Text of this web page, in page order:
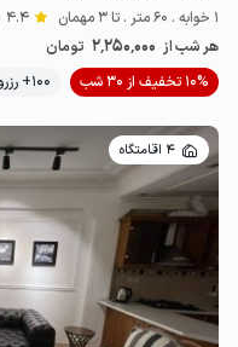
1 خوابه . 60 متر . تا 3 مهمان 4.4
هر شب از 2٬250٬000 تومان
10% تخفیف از 30 شب
100+ رزرو موفق
4 اقامتگاه